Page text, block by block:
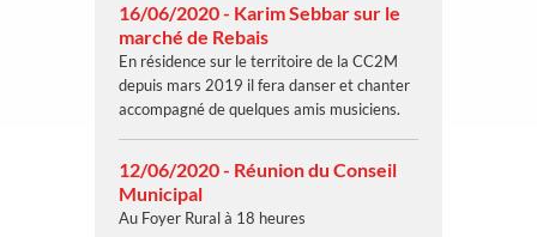
16/06/2020 - Karim Sebbar sur le
marché de Rebais
En résidence sur le territoire de la CC2M
depuis mars 2019 il fera danser et chanter
accompagné de quelques amis musiciens.
12/06/2020 - Réunion du Conseil
Municipal
Au Foyer Rural à 18 heures